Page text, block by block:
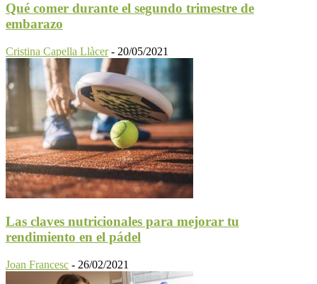
Qué comer durante el segundo trimestre de
embarazo
Cristina Capella Llàcer - 20/05/2021
Las claves nutricionales para mejorar tu
rendimiento en el pádel
Joan Francesc - 26/02/2021